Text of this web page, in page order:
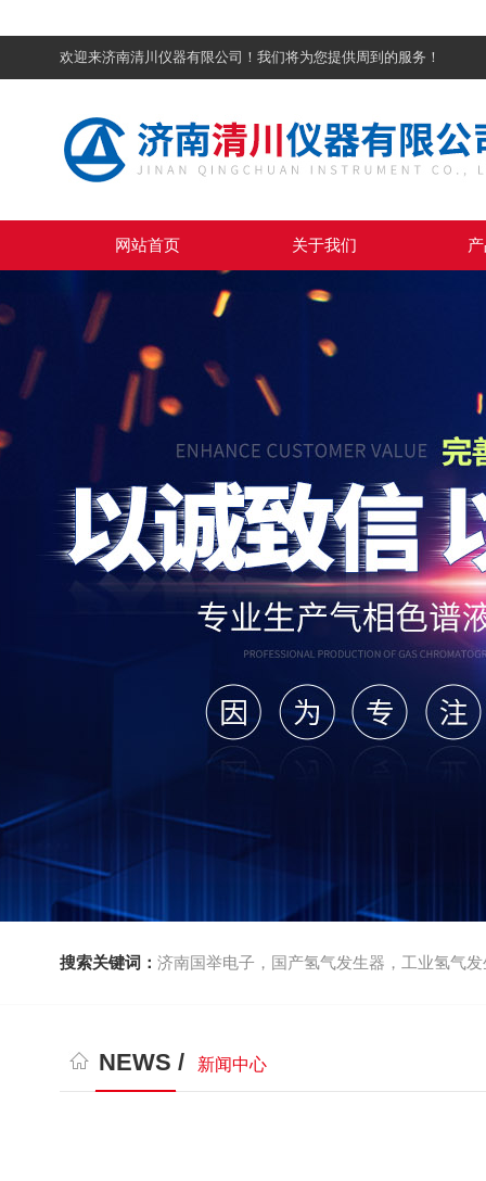
欢迎来济南清川仪器有限公司！我们将为您提供周到的服务！
网站首页 关于我们
搜索关键词： 济南国举电子，国产氢气发生器，工业氢气
NEWS / 新闻中心